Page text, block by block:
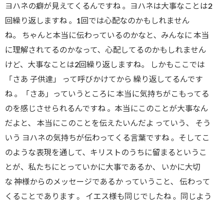
ヨハネの癖が見えてくるんですね 。ヨハネは大事なことは2
回繰り返しますね 。1回では心配なのかもしれません
ね。 ちゃんと本当に伝わっているのかなと、みんなに 本当
に理解されてるのかなって、心配してるのかもしれません
けど、大事なことは2回繰り返しますね。 しかもここでは
「さあ 子供達」 って呼びかけてから 繰り返してるんです
ね 。「さあ」っていうところに 本当に気持ちがこもってる
のを感じさせられるんですね 。本当にこのことが大事なん
だよと、 本当にこのことを伝えたいんだよ っていう、 そう
いう ヨハネの気持ちが伝わってくる言葉ですね 。そしてこ
のような表現を通して、キリストのうちに留まるというこ
とが、私たちにとっていかに大事であるか、 いかに大切
な 神様からのメッセージであるか っていうこと、 伝わって
くることであります 。 イエス様も同じでしたね 。同じよう